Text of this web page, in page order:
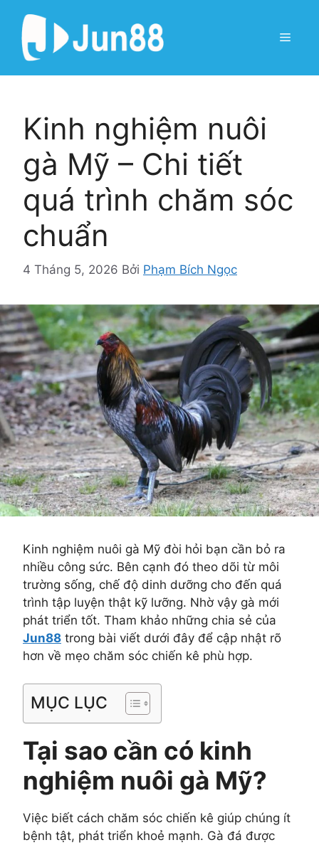
dung
Menu
Kinh nghiệm nuôi
gà Mỹ – Chi tiết
quá trình chăm sóc
chuẩn
4 Tháng 5, 2026 Bởi Phạm Bích Ngọc
Kinh nghiệm nuôi gà Mỹ đòi hỏi bạn cần bỏ ra
nhiều công sức. Bên cạnh đó theo dõi từ môi
trường sống, chế độ dinh dưỡng cho đến quá
trình tập luyện thật kỹ lưỡng. Nhờ vậy gà mới
phát triển tốt. Tham khảo những chia sẻ của
Jun88 trong bài viết dưới đây để cập nhật rõ
hơn về mẹo chăm sóc chiến kê phù hợp.
MỤC LỤC
Tại sao cần có kinh
nghiệm nuôi gà Mỹ?
Việc biết cách chăm sóc chiến kê giúp chúng ít
bệnh tật, phát triển khoẻ mạnh. Gà đá được